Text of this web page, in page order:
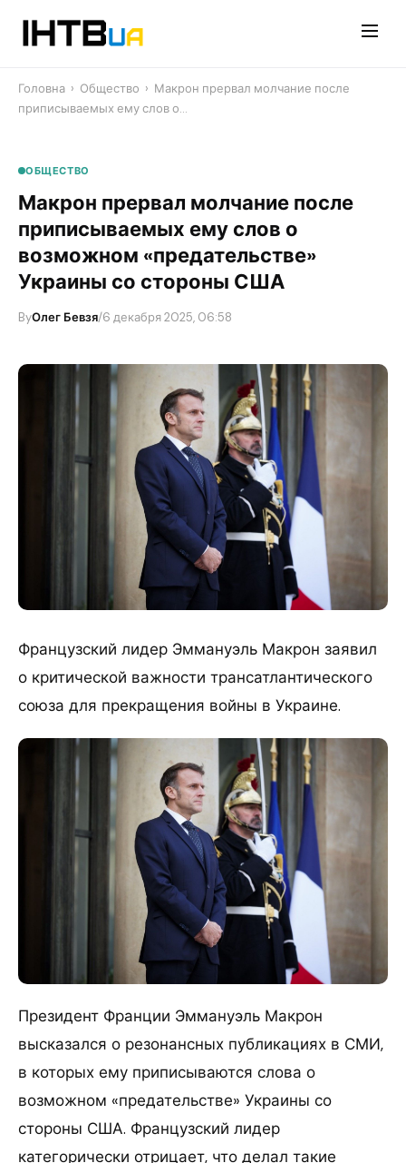
Головна › Общество › Макрон прервал молчание после
приписываемых ему слов о…
ОБЩЕСТВО
Макрон прервал молчание после
приписываемых ему слов о
возможном «предательстве»
Украины со стороны США
ByОлег Бевзя/6 декабря 2025, 06:58
Французский лидер Эммануэль Макрон заявил
о критической важности трансатлантического
союза для прекращения войны в Украине.
Президент Франции Эммануэль Макрон
высказался о резонансных публикациях в СМИ,
в которых ему приписываются слова о
возможном «предательстве» Украины со
стороны США. Французский лидер
категорически отрицает, что делал такие